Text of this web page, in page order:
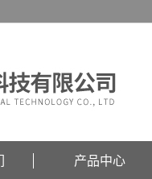
产品中心